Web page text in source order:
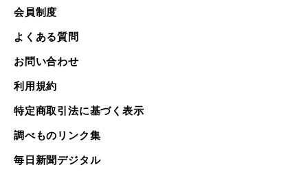
会員制度
よくある質問
お問い合わせ
利用規約
特定商取引法に基づく表示
調べものリンク集
毎日新聞デジタル